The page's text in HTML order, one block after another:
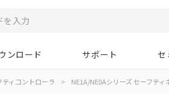
ンロード サポート セ
ィコントローラ > NE1A/NE0Aシリーズ セーフテ